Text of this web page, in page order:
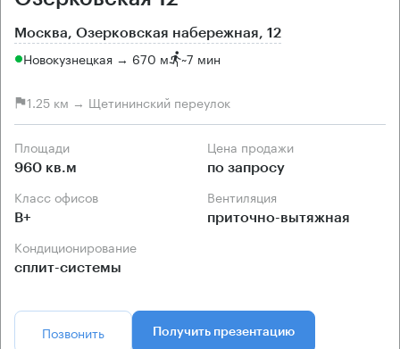
Москва, Озерковская набережная, 12
Новокузнецкая → 670 м ~7 мин
1.25 км → Щетининский переулок
Площади
960 кв.м
Цена продажи
по запросу
Класс офисов
B+
Вентиляция
приточно-вытяжная
Кондиционирование
сплит-системы
Позвонить Получить презентацию